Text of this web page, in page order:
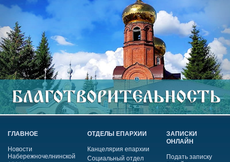
ГЛАВНОЕ
Новости
Набережночелнинской
ОТДЕЛЫ ЕПАРХИИ
Канцелярия епархии
Социальный отдел
ЗАПИСКИ
ОНЛАЙН
Подать записку